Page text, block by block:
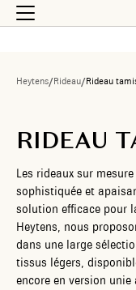
Heytens/Rideau/Rideau
RIDEAU
Les rideaux sur
sophistiquée et
solution efficace pour
Heytens, nous
dans une large
tissus légers,
encore en version unie